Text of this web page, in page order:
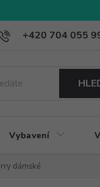
+420 704 055
Vybavení
dámské